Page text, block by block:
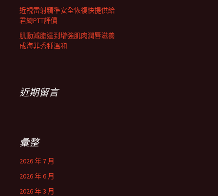
近視雷射精準安全恢復快提供給
君綺PTT評價
肌動減脂達到增強肌肉潤唇滋養
成海菲秀種溫和
近期留言
彙整
2026 年 7 月
2026 年 6 月
2026 年 3 月